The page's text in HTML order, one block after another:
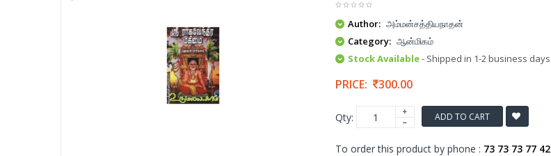
Author: அம்மன்சத்தியநாதன்
Category: ஆன்மிகம்
Stock Available- Shipped in 1-2 business days
PRICE: 300.00
Qty: ADD TO CART
To order this product by phone : 73 73 73 77 42